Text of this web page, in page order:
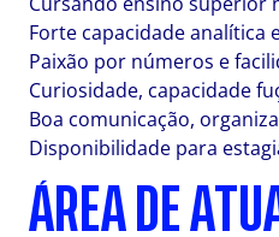
Forte capacidade
Paixão por números e
Curiosidade, capacidade
Boa comunicação,
Disponibilidade para
ÁREA DE